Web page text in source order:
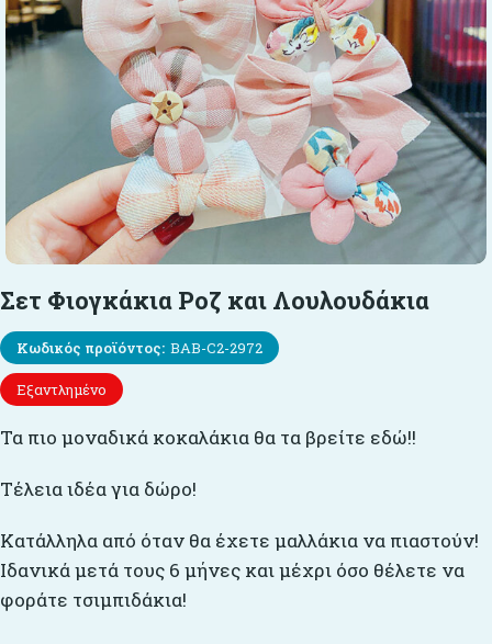
Σετ Φιογκάκια Ροζ και Λουλουδάκια
Κωδικός προϊόντος: BAB-C2-2972
Εξαντλημένο
Τα πιο μοναδικά κοκαλάκια θα τα βρείτε εδώ!!
Τέλεια ιδέα για δώρο!
Κατάλληλα από όταν θα έχετε μαλλάκια να πιαστούν!
Ιδανικά μετά τους 6 μήνες και μέχρι όσο θέλετε να
φοράτε τσιμπιδάκια!